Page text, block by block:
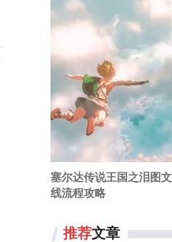
塞尔达传说王国之泪图
线流程攻略
推荐文章